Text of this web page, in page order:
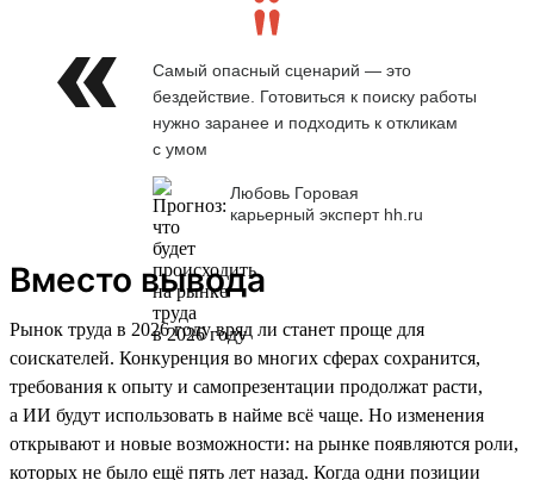
Самый опасный сценарий — это
бездействие. Готовиться к поиску работы
нужно заранее и подходить к откликам
с умом
Любовь Горовая
карьерный эксперт hh.ru
Вместо вывода
Рынок труда в 2026 году вряд ли станет проще для
соискателей. Конкуренция во многих сферах сохранится,
требования к опыту и самопрезентации продолжат расти,
а ИИ будут использовать в найме всё чаще. Но изменения
открывают и новые возможности: на рынке появляются роли,
которых не было ещё пять лет назад. Когда одни позиции